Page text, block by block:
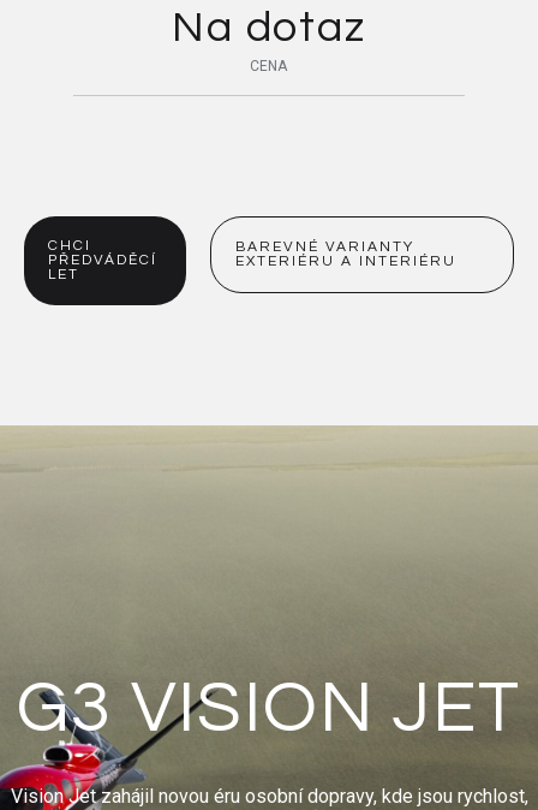
Na dotaz
CENA
CHCI
PŘEDVÁDĚCÍ
LET
BAREVNÉ VARIANTY
EXTERIÉRU A INTERIÉRU
G3 VISION JET
Vision Jet zahájil novou éru osobní dopravy, kde jsou rychlost,